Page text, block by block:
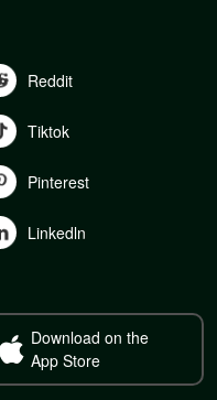
Reddit
Tiktok
Pinterest
Linkedln
Download on the
App Store